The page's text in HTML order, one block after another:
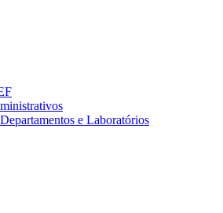
e Laboratórios